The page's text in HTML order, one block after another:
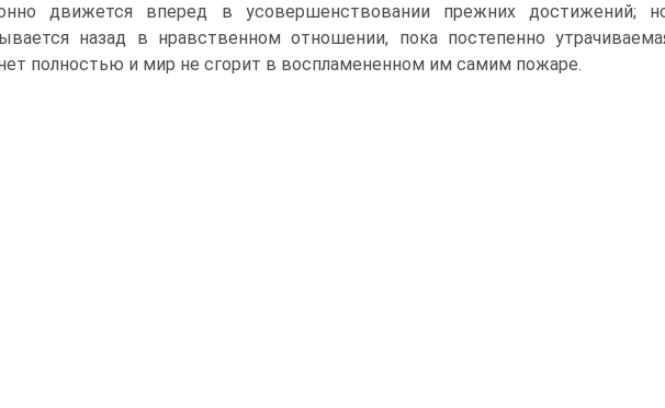
движется вперед в усовершен­ствовании прежних
назад в нравственном отношении, пока постепенно
полностью и мир не сгорит в воспламе­ненном им самим пожаре.